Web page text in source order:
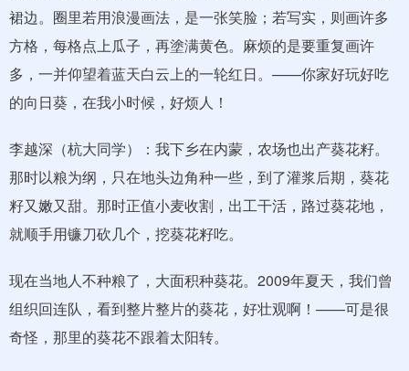
裙边。圈里若用浪漫画法，是一张笑脸；若写实，则画许多
方格，每格点上瓜子，再塗满黄色。麻烦的是要重复画许
多，一并仰望着蓝天白云上的一轮红日。——你家好玩好吃
的向日葵，在我小时候，好烦人！
李越深（杭大同学）：我下乡在内蒙，农场也出产葵花籽。
那时以粮为纲，只在地头边角种一些，到了灌浆后期，葵花
籽又嫩又甜。那时正值小麦收割，出工干活，路过葵花地，
就顺手用镰刀砍几个，挖葵花籽吃。
现在当地人不种粮了，大面积种葵花。2009年夏天，我们曾
组织回连队，看到整片整片的葵花，好壮观啊！——可是很
奇怪，那里的葵花不跟着太阳转。